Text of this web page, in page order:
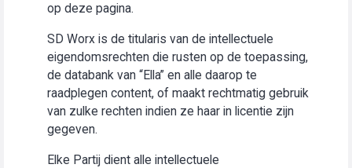
op deze pagina.
SD Worx is de titularis van de intellectuele
eigendomsrechten die rusten op de toepassing,
de databank van “Ella” en alle daarop te
raadplegen content, of maakt rechtmatig gebruik
van zulke rechten indien ze haar in licentie zijn
gegeven.
Elke Partij dient alle intellectuele